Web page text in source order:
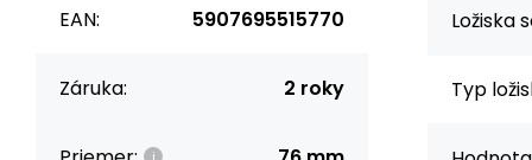
EAN: 5907695515770
Záruka: 2 roky
Ložiska
Typ